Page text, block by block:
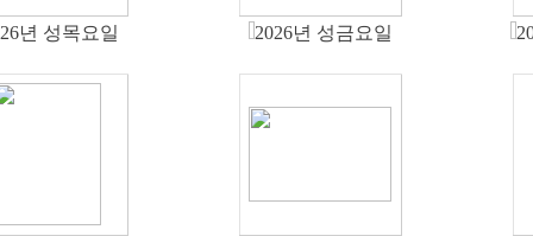
년 성목요일 2026년 성금요일